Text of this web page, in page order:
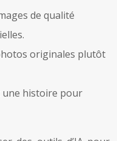
de qualité
originales plutôt
une histoire pour